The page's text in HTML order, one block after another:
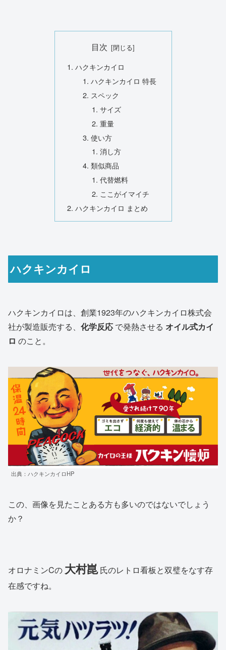
目次
ハクキンカイロ
ハクキンカイロ 特長
スペック
サイズ
重量
使い方
消し方
類似商品
代替燃料
ここがイマイチ
ハクキンカイロ まとめ
ハクキンカイロ
ハクキンカイロは、創業1923年のハクキンカイロ株式会
社が製造販売する、 化学反応 で発熱させる オイル式カイ
ロ のこと。
出典：ハクキンカイロHP
この、画像を見たことある方も多いのではないでしょう
か？
オロナミンCの 大村崑氏のレトロ看板と双璧をなす存
在感ですね。